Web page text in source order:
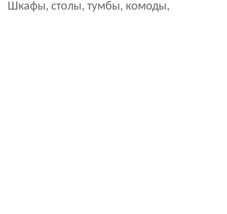
Шкафы, столы, тумбы, комоды,